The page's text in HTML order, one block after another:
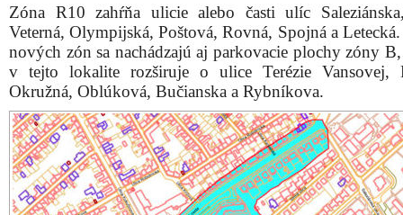
Zóna R10 zahŕňa ulicie alebo časti ulíc
Veterná, Olympijská, Poštová, Rovná, Spojná a
nových zón sa nachádzajú aj parkovacie plochy zóny
v tejto lokalite rozširuje o ulice Terézie Vansovej,
Okružná, Oblúková, Bučianska a Rybníkova.